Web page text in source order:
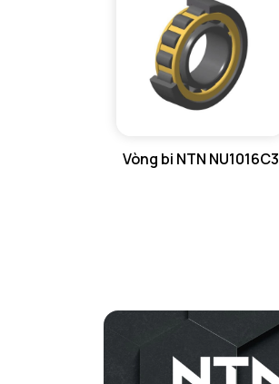
Vòng bi NTN NU1016C3